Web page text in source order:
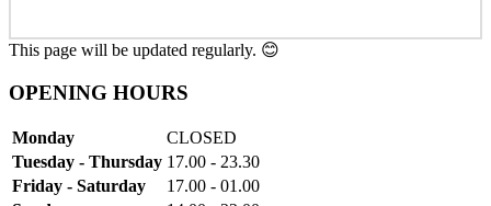
This page will be updated regularly. 😊
OPENING HOURS
Monday
CLOSED
Tuesday - Thursday 17.00 - 23.30
Friday - Saturday
17.00 - 01.00